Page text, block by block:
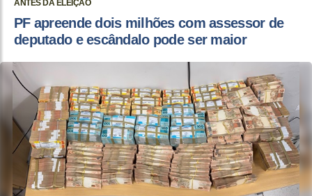
ANTES DA ELEIÇÃO
PF apreende dois milhões com assessor de
deputado e escândalo pode ser maior